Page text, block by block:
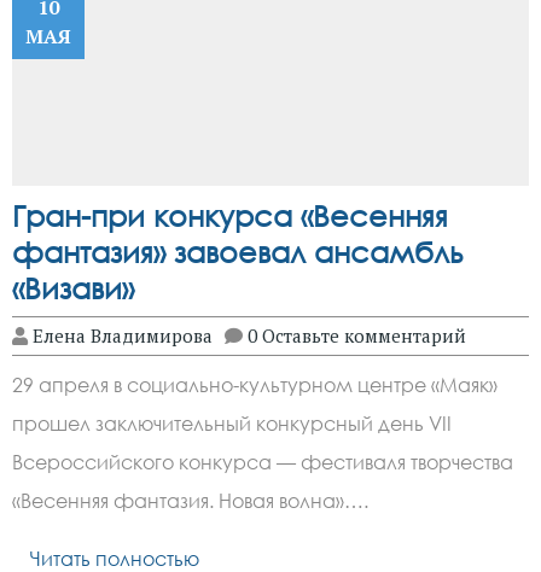
10
МАЯ
Гран-при конкурса «Весенняя
фантазия» завоевал ансамбль
«Визави»
Елена Владимирова 0 Оставьте комментарий
29 апреля в социально-культурном центре «Маяк»
прошел заключительный конкурсный день VII
Всероссийского конкурса — фестиваля творчества
«Весенняя фантазия. Новая волна»….
Читать полностью